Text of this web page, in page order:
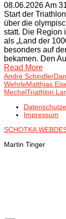
08.06.2026 Am
Start der
über die
statt. Die Region
als „Land der
besonders auf
bekamen. Den
Read More
André Schindler
WehrleMatthias
MechelTriathlon
Impressum
SCHOTKA
Martin Tinger